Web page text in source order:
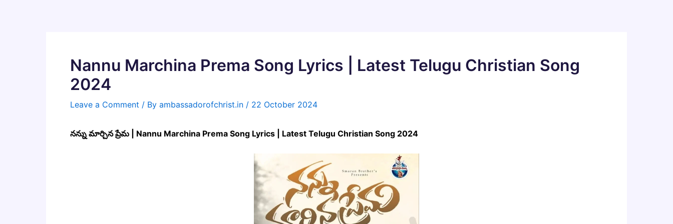
Nannu Marchina Prema Song Lyrics | Latest Telugu Christian Song
2024
Leave a Comment / By ambassadorofchrist.in / 22 October 2024
నన్ను మార్చిన ప్రేమ | Nannu Marchina Prema Song Lyrics | Latest Telugu Christian Song 2024